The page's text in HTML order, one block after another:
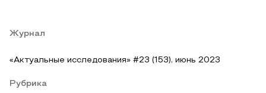
Журнал
«Актуальные исследования» #23 (153), июнь 2023
Рубрика